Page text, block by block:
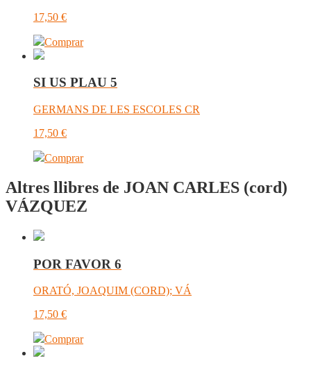
17,50 €
Comprar
SI US PLAU 5
GERMANS DE LES ESCOLES CR
17,50 €
Comprar
Altres llibres de JOAN CARLES (cord)
VÁZQUEZ
POR FAVOR 6
ORATÓ, JOAQUIM (CORD); VÁ
17,50 €
Comprar